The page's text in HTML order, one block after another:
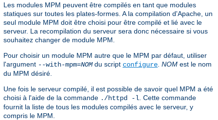
Les modules MPM peuvent être compilés en tant que modules
statiques sur toutes les plates-formes. A la compilation d'Apache, un
seul module MPM doit être choisi pour être compilé et lié avec le
serveur. La recompilation du serveur sera donc nécessaire si vous
souhaitez changer de module MPM.
Pour choisir un module MPM autre que le MPM par défaut, utiliser
l'argument --with-mpm=NOMdu script configure NOM est le nom
du MPM désiré.
Une fois le serveur compilé, il est possible de savoir quel MPM a été
choisi à l'aide de la commande ./httpd -l . Cette commande
fournit la liste de tous les modules compilés avec le serveur, y
compris le MPM.